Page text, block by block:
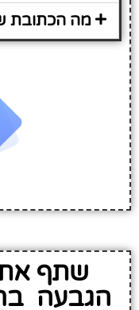
מה הכתובת
שתף את
הגבעה